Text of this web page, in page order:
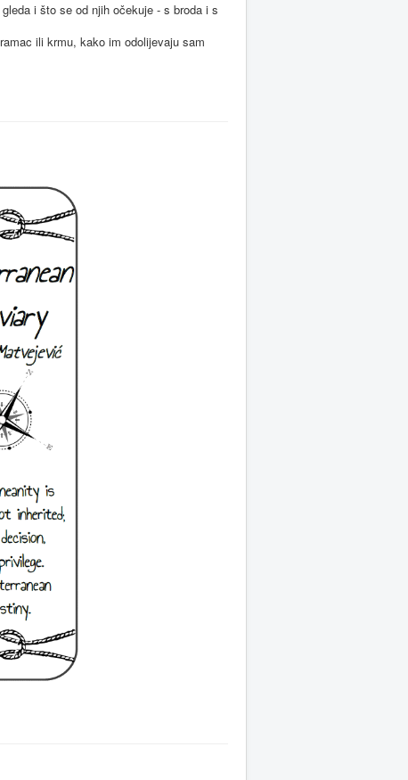
i što se od njih očekuje - s broda i s
ili krmu, kako im odolijevaju sam